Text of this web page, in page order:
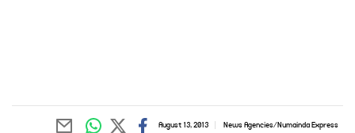
News Agencies/Numainda Express
August 13, 2013